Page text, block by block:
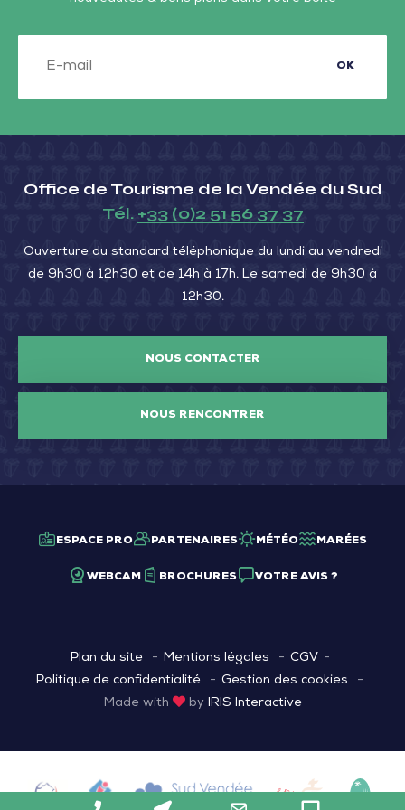
OK
Office de Tourisme de la Vendée du Sud
Tél. +33 (0)2 51 56 37 37
Ouverture du standard téléphonique du lundi au vendredi
de 9h30 à 12h30 et de 14h à 17h. Le samedi de 9h30 à
12h30.
NOUS CONTACTER
NOUS RENCONTRER
ESPACE PRO PARTENAIRES MÉTÉO MARÉES
WEBCAM BROCHURES VOTRE AVIS ?
Plan du site Mentions légales
CGV
Politique de confidentialité
Gestion des cookies
Made with
by IRIS Interactive